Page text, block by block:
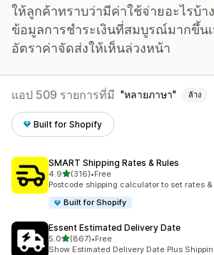
ให้ลูกค้าทราบว่ามีค่าใช้จ่ายอะไรบ้า
ข้อมูลการชำระเงินที่สมบูรณ์มากขึ้น
อัตราค่าจัดส่งให้เห็นล่วงหน้า
แอป 509 รายการที่มี หลายภาษา ล้าง
Built for Shopify
SMART Shipping Rates & Rules
4.9เต็ม 5 ดาว
(316)
ทั้งหมด 316 รีวิว
•Free
Postcode shipping calculator to set rates
Built for Shopify
Essent Estimated Delivery Date
5.0เต็ม 5 ดาว
(867)
ทั้งหมด 867 รีวิว
•Free
Show Estimated Delivery Date Plus